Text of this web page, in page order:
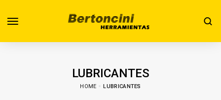
LUBRICANTES
HOME LUBRICANTES